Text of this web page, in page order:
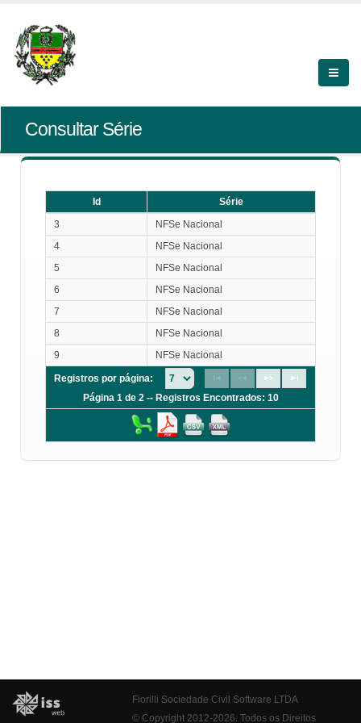
Consultar Série
Id
Série
Série
3
NFSe Nacional
4
NFSe Nacional
5
NFSe Nacional
6
NFSe Nacional
7
NFSe Nacional
8
NFSe Nacional
9
NFSe Nacional
Registros por página:
Página 1 de 2 -- Registros Encontrados: 10
Fiorilli Sociedade Civil Software LTDA
© Copyright 2012-2026. Todos os Direitos